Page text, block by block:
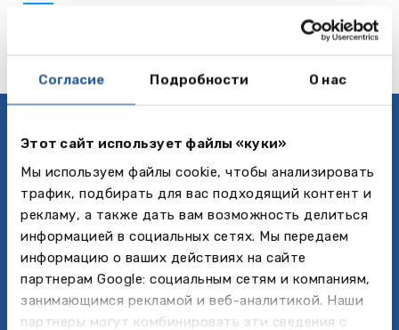
Согласие Подробности О нас
Этот сайт использует файлы «куки»
Мы используем файлы cookie, чтобы анализировать
трафик, подбирать для вас подходящий контент и
рекламу, а также дать вам возможность делиться
информацией в социальных сетях. Мы передаем
информацию о ваших действиях на сайте
партнерам Google: социальным сетям и компаниям,
занимающимся рекламой и веб-аналитикой. Наши
партнеры могут комбинировать эти сведения с
Политика приватности
Follow us
О нас
Baltic Council for International Education –
ведущее образовательное агентство по вопросам
обучения за рубежом – от языковых курсов и
летних лагерей до среднего, специального и